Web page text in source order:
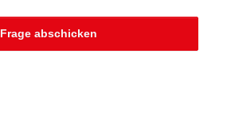
Frage abschicken